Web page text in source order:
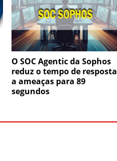
O SOC Agentic da Sophos
reduz o tempo de resposta
a ameaças para 89
segundos